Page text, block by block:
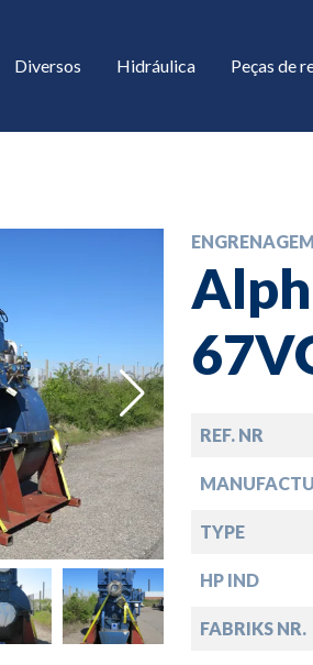
Diversos Hidráulica Peças de
ENGRENAGEM
REF. NR
TYPE
HP IND
FABRIKS NR.